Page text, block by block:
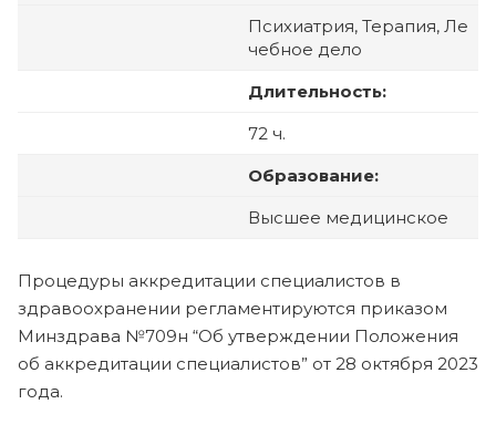
Психиатрия, Терапия, Ле
чебное дело
Длительность:
72 ч.
Образование:
Высшее медицинское
Процедуры аккредитации специалистов в
здравоохранении регламентируются приказом
Минздрава №709н “Об утверждении Положения
об аккредитации специалистов” от 28 октября 2023
года.